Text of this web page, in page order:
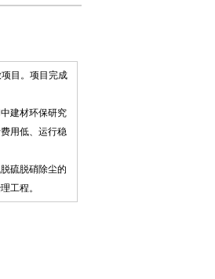
目。项目完成
建材环保研究
用低、运行稳
硫脱硝除尘的
工程。